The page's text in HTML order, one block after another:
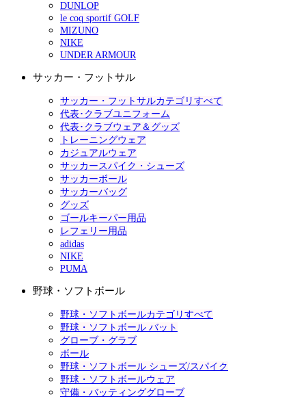
DUNLOP
le coq sportif GOLF
MIZUNO
NIKE
UNDER ARMOUR
サッカー・フットサル
サッカー・フットサルカテゴリすべて
代表･クラブユニフォーム
代表･クラブウェア＆グッズ
トレーニングウェア
カジュアルウェア
サッカースパイク・シューズ
サッカーボール
サッカーバッグ
グッズ
ゴールキーパー用品
レフェリー用品
adidas
NIKE
PUMA
野球・ソフトボール
野球・ソフトボールカテゴリすべて
野球・ソフトボール バット
グローブ・グラブ
ボール
野球・ソフトボール シューズ/スパイク
野球・ソフトボールウェア
守備・バッティンググローブ